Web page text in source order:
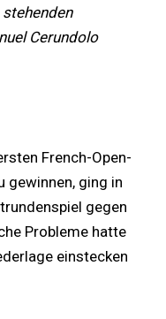
Cerundolo
French-Open-
gewinnen, ging in
gegen
Probleme hatte
einstecken